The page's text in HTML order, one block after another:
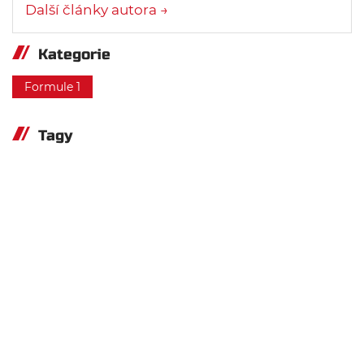
Další články autora →
Kategorie
Formule 1
Tagy